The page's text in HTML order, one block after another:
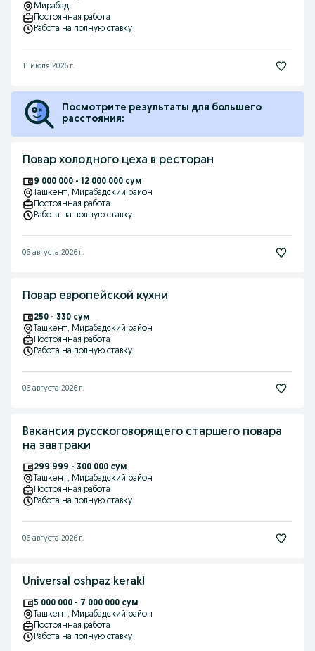
Мирабад
Постоянная работа
Работа на полную ставку
11 июля 2026 г.
Посмотрите результаты для большего
расстояния:
Повар холодного цеха в ресторан
9 000 000 - 12 000 000 сум
Ташкент, Мирабадский район
Постоянная работа
Работа на полную ставку
06 августа 2026 г.
Повар европейской кухни
250 - 330 сум
Ташкент, Мирабадский район
Постоянная работа
Работа на полную ставку
06 августа 2026 г.
Вакансия русскоговорящего старшего повара
на завтраки
299 999 - 300 000 сум
Ташкент, Мирабадский район
Постоянная работа
Работа на полную ставку
06 августа 2026 г.
Universal oshpaz kerak!
5 000 000 - 7 000 000 сум
Ташкент, Мирабадский район
Постоянная работа
Работа на полную ставку